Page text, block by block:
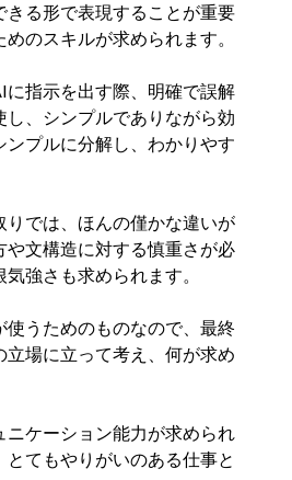
る形で表現することが重要
のスキルが求められます。
指示を出す際、明確で誤解
、シンプルでありながら効
プルに分解し、わかりやす
では、ほんの僅かな違いが
文構造に対する慎重さが必
強さも求められます。
うためのものなので、最終
場に立って考え、何が求め
ケーション能力が求められ
てもやりがいのある仕事と